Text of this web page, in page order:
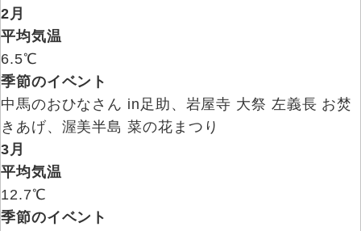
2月
平均気温
6.5℃
季節のイベント
中馬のおひなさん in足助、岩屋寺 大祭 左義長 お焚
きあげ、渥美半島 菜の花まつり
3月
平均気温
12.7℃
季節のイベント